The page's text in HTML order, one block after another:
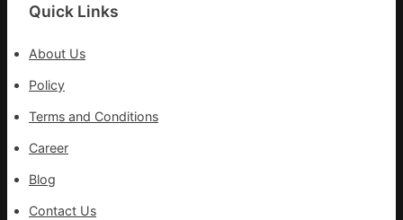
Quick Links
About Us
Policy
Terms and Conditions
Career
Blog
Contact Us